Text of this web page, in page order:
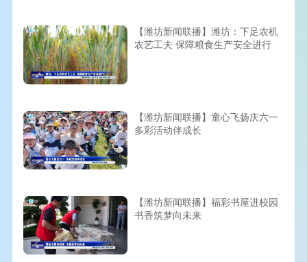
【潍坊新闻联播】潍坊：下足农机
农艺工夫 保障粮食生产安全进行
【潍坊新闻联播】童心飞扬庆六一
多彩活动伴成长
【潍坊新闻联播】福彩书屋进校园
书香筑梦向未来